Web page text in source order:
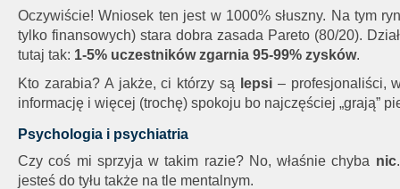
Oczywiście! Wniosek ten jest w 1000% słuszny. Na tym
tylko finansowych) stara dobra zasada Pareto (80/20).
tutaj tak: 1-5% uczestników zgarnia 95-99% zysków.
Kto zarabia? A jakże, ci którzy są
lepsi– profesjonaliści,
informację i więcej (trochę) spokoju bo najczęściej „grają”
Psychologia i psychiatria
Czy coś mi sprzyja w takim razie? No, właśnie chyba nic
jesteś do tyłu także na tle mentalnym.